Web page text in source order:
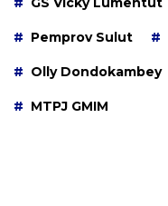
Pemprov Sulut
Olly Dondokambey
MTPJ GMIM